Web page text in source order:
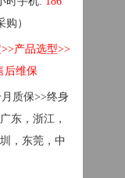
购）
产品选型>>
后维保
质保>>终身
东，浙江，
，东莞，中